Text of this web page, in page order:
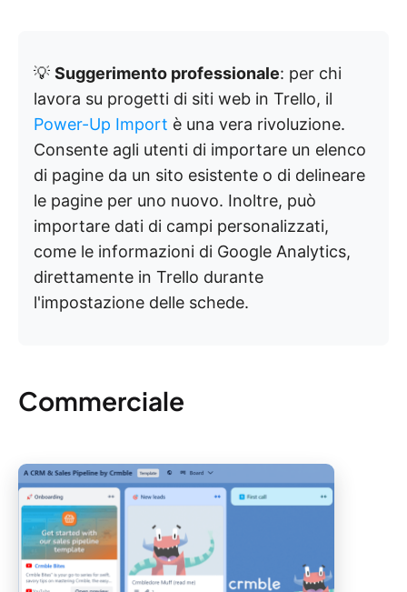
💡 Suggerimento professionale: per chi
lavora su progetti di siti web in Trello, il
Power-Up Import è una vera rivoluzione.
Consente agli utenti di importare un elenco
di pagine da un sito esistente o di delineare
le pagine per uno nuovo. Inoltre, può
importare dati di campi personalizzati,
come le informazioni di Google Analytics,
direttamente in Trello durante
l'impostazione delle schede.
Commerciale